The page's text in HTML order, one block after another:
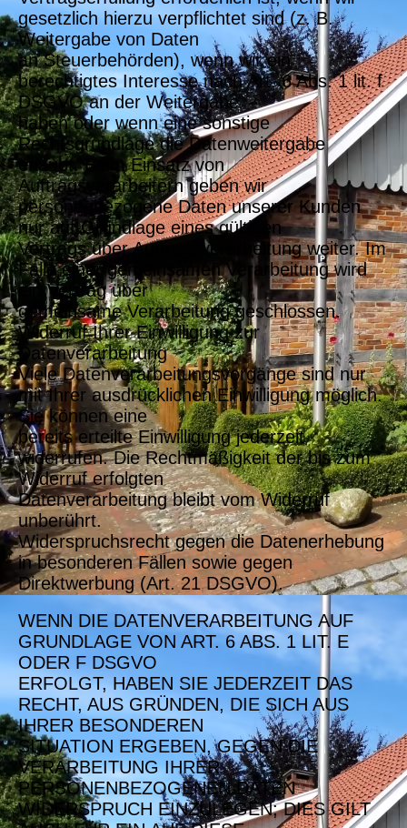
gesetzlich hierzu verpflichtet sind (z. B.
Weitergabe von Daten
an Steuerbehörden), wenn wir ein
berechtigtes Interesse nach Art. 6 Abs. 1 lit. f
DSGVO an der Weitergabe
haben oder wenn eine sonstige
Rechtsgrundlage die Datenweitergabe
erlaubt. Beim Einsatz von
Auftragsverarbeitern geben wir
personenbezogene Daten unserer Kunden
nur auf Grundlage eines gültigen
Vertrags über Auftragsverarbeitung weiter. Im
Falle einer gemeinsamen Verarbeitung wird
ein Vertrag über
gemeinsame Verarbeitung geschlossen.
Widerruf Ihrer Einwilligung zur
Datenverarbeitung
Viele Datenverarbeitungsvorgänge sind nur
mit Ihrer ausdrücklichen Einwilligung möglich.
Sie können eine
bereits erteilte Einwilligung jederzeit
widerrufen. Die Rechtmäßigkeit der bis zum
Widerruf erfolgten
Datenverarbeitung bleibt vom Widerruf
unberührt.
Widerspruchsrecht gegen die Datenerhebung
in besonderen Fällen sowie gegen
Direktwerbung (Art. 21 DSGVO).
WENN DIE DATENVERARBEITUNG AUF
GRUNDLAGE VON ART. 6 ABS. 1 LIT. E
ODER F DSGVO
ERFOLGT, HABEN SIE JEDERZEIT DAS
RECHT, AUS GRÜNDEN, DIE SICH AUS
IHRER BESONDEREN
SITUATION ERGEBEN, GEGEN DIE
VERARBEITUNG IHRER
PERSONENBEZOGENEN DATEN
WIDERSPRUCH EINZULEGEN; DIES GILT